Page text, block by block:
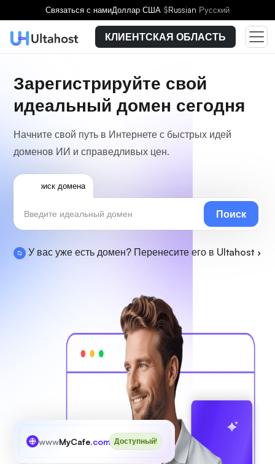
Связаться с намиДоллар США $Russian Русский
КЛИЕНТСКАЯ ОБЛАСТЬ
Зарегистрируйте свой
идеальный домен сегодня
Начните свой путь в Интернете с быстрых идей
доменов ИИ и справедливых цен.
Поиск домена
Поиск
У вас уже есть домен? Перенесите его в Ultahost
wwwMyCafe.com Доступный!